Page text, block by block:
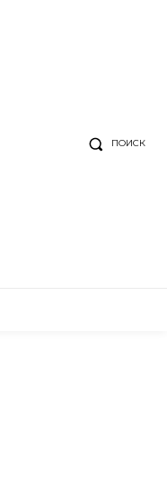
ПОИСК